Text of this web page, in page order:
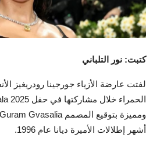
المجتمع والمنوعات
أراء و مقالات
فيديوهات
كتبت: نور التلباني
لفتت عارضة الأزياء جورجينا رودريغيز
أشهر إطلالات الأميرة ديانا عام 1996.